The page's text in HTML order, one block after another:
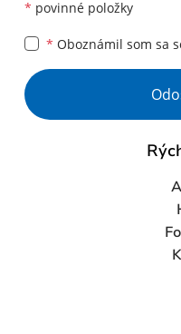
* povinné položky
* Oboznámil som sa
Google reCaptcha